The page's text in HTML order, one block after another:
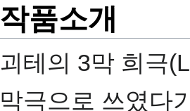
작품소개
괴테의 3막 희극
막극으로 쓰였다